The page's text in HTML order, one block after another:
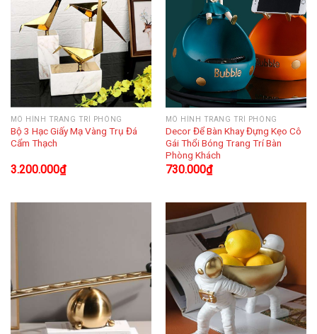
MÔ HÌNH TRANG TRÍ PHÒNG
Bộ 3 Hạc Giấy Mạ Vàng Trụ Đá
Cẩm Thạch
3.200.000₫
MÔ HÌNH TRANG TRÍ PHÒNG
Decor Để Bàn Khay Đựng Kẹo Cô
Gái Thổi Bóng Trang Trí Bàn
Phòng Khách
730.000₫